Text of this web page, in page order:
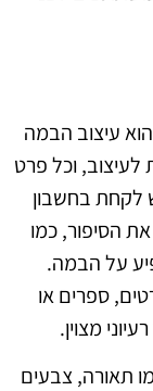
עיצוב הבמה
לעיצוב, וכל פרט
לקחת בחשבון
הסיפור, כמו
על הבמה.
ספרים או
מצוין.
תאורה, צבעים